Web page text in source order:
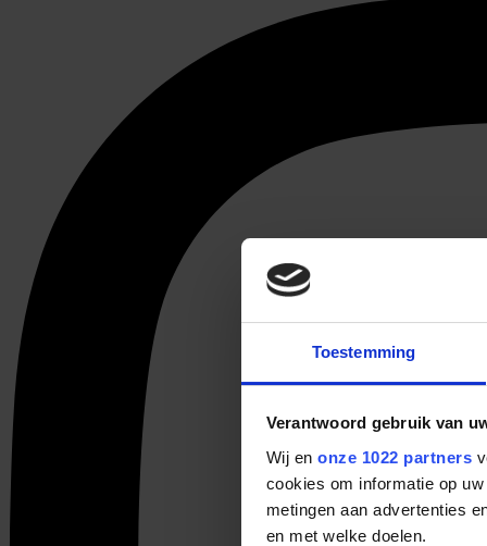
Toestemming
Verantwoord gebruik van
Wij en onze 1022 partners
cookies om informatie op
metingen aan advertenties
en met welke doelen.